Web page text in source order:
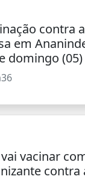
contra
em
domingo (05)
vacinar
contra